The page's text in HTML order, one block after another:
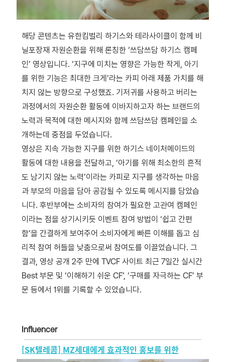
해당 콘텐츠는 유한킴벌리 하기스와 테라사이클이 함께 비
닐포장재 자원순환을 위해 론칭한 ‘쓰담쓰담 하기스 캠페
인’ 영상입니다. ‘지구에 미치는 영향은 가능한 작게, 아기
를 위한 기능은 최대한 크게’라는 카피 아래 제품 가치를 해
치지 않는 방향으로 구성했죠. 기저귀를 사용하고 버리는
과정에서의 자원순환 활동에 이바지하고자 하는 브랜드의
노력과 목적에 대한 메시지와 함께 쓰담쓰담 캠페인을 소
개하는데 중점을 두었습니다.
영상은 지속 가능한 지구를 위한 하기스 네이처메이드의
활동에 대한 내용을 전달하고, ‘아기를 위해 최소한의 흔적
도 남기지 않는 노력’이라는 카피로 지구를 생각하는 마음
과 부모의 마음을 담아 공감될 수 있도록 메시지를 담았습
니다. 후반부에는 소비자의 참여가 필요한 고관여 캠페인
이라는 점을 상기시키듯 이벤트 참여 방법이 ‘쉽고 간편
함’을 간결하게 보여주어 소비자에게 빠른 이해를 돕고 심
리적 참여 허들을 낮춤으로써 참여도를 이끌었습니다. 그
결과, 영상 공개 2주 만에 TVCF 사이트 최근 7일간 실시간
Best 부문 및 ‘이해하기 쉬운 CF’, ‘구매를 자극하는 CF’ 부
문 등에서 1위를 기록할 수 있었습니다.
Influencer
[SK텔레콤] MZ세대에게 효과적인 홍보를 위한